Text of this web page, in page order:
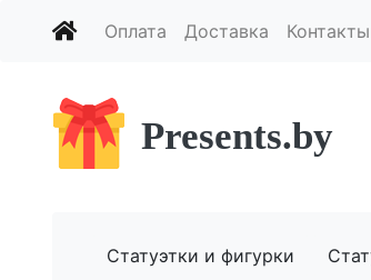
Оплата Доставка Контакты
Presents.by
Статуэтки и фигурки